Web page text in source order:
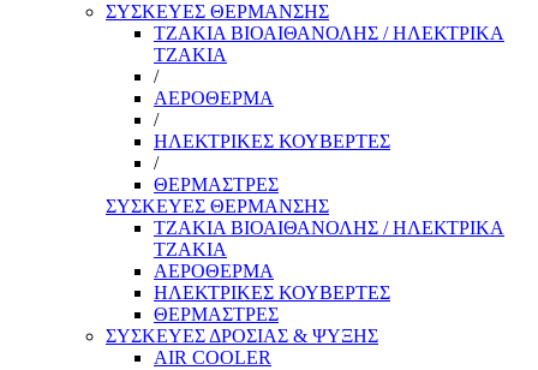
ΣΥΣΚΕΥΕΣ ΘΕΡΜΑΝΣΗΣ
ΤΖΑΚΙΑ ΒΙΟΑΙΘΑΝΟΛΗΣ / ΗΛΕΚΤΡΙΚΑ
ΤΖΑΚΙΑ
/
ΑΕΡΟΘΕΡΜΑ
/
ΗΛΕΚΤΡΙΚΕΣ ΚΟΥΒΕΡΤΕΣ
/
ΘΕΡΜΑΣΤΡΕΣ
ΣΥΣΚΕΥΕΣ ΘΕΡΜΑΝΣΗΣ
ΤΖΑΚΙΑ ΒΙΟΑΙΘΑΝΟΛΗΣ / ΗΛΕΚΤΡΙΚΑ
ΤΖΑΚΙΑ
ΑΕΡΟΘΕΡΜΑ
ΗΛΕΚΤΡΙΚΕΣ ΚΟΥΒΕΡΤΕΣ
ΘΕΡΜΑΣΤΡΕΣ
ΣΥΣΚΕΥΕΣ ΔΡΟΣΙΑΣ & ΨΥΞΗΣ
AIR COOLER